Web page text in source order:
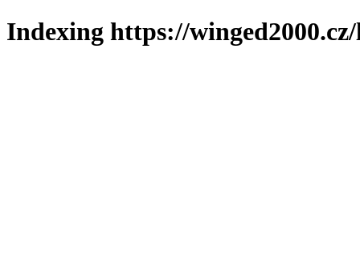
Indexing https://